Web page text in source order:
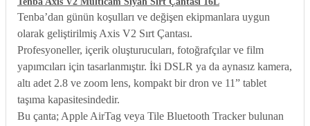
Tenba’dan günün koşulları ve değişen ekipmanlara uygun
olarak geliştirilmiş Axis V2 Sırt Çantası.
Profesyoneller, içerik oluşturucuları, fotoğrafçılar ve film
yapımcıları için tasarlanmıştır. İki DSLR ya da aynasız kamera,
altı adet 2.8 ve zoom lens, kompakt bir dron ve 11” tablet
taşıma kapasitesindedir.
Bu çanta; Apple AirTag veya Tile Bluetooth Tracker bulunan